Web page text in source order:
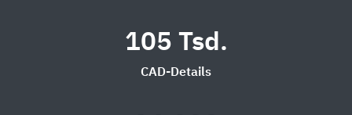
105 Tsd.
CAD-Details